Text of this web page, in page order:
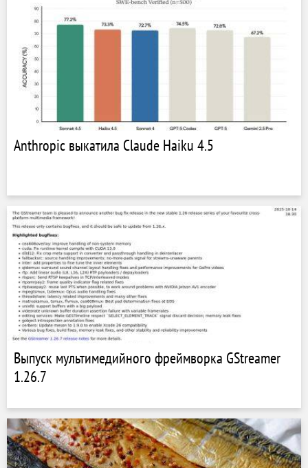
Anthropic выкатила Claude Haiku 4.5
Выпуск мультимедийного фреймворка GStreamer
1.26.7